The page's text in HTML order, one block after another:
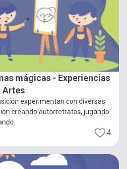
mágicas - Experiencias
Artes
experimentan con diversas
creando autorretratos, jugando
4